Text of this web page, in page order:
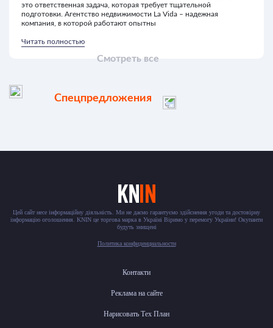
Смотреть все
это ответственная задача, которая требует тщательной
подготовки. Агентство недвижимости La Vida – надежная
компания, в которой работают опытны
Читать полностью
Спецпредложения
Цей сайт несе інформаційну діяльність. Ми не даємо гарантуємо здійснення угоди та достовірну
інформацію оголошення. KNIN це торгова марка в Україні Віримо у перемогу України! Окупанти
будуть знищені
Политика конфиденциальности
Контакти
Реклама на сайте
Нарисовать Тех План